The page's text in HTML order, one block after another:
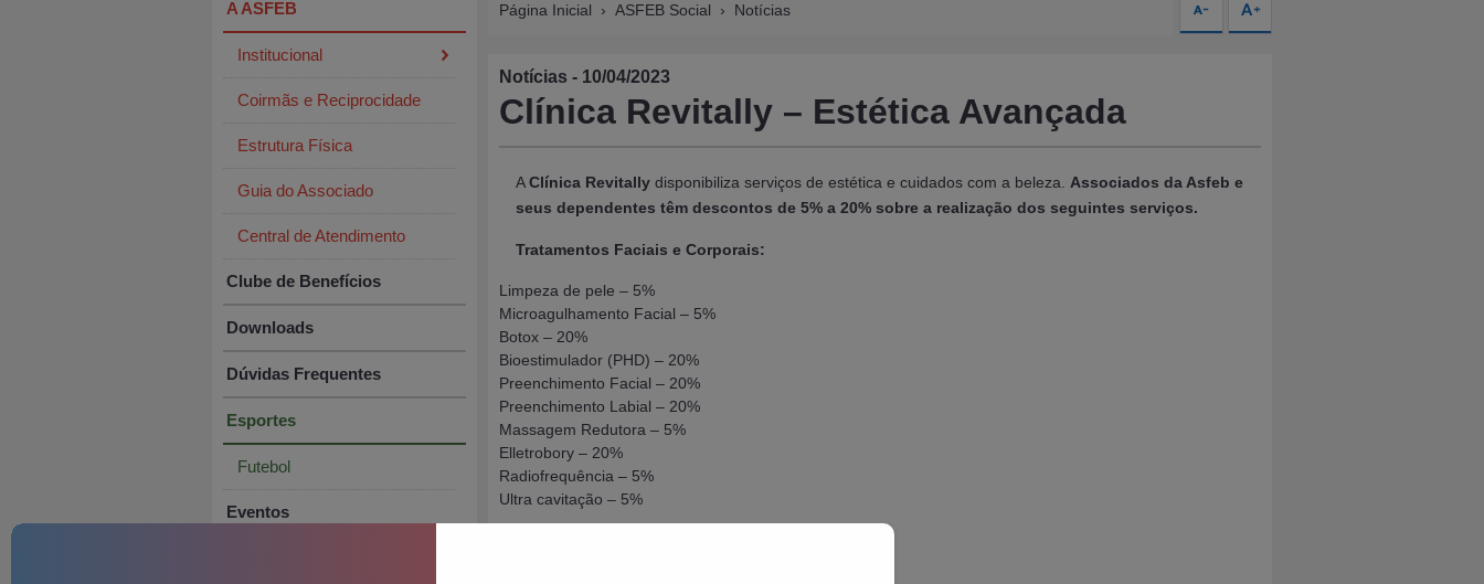
A ASFEB
Institucional
Coirmãs e Reciprocidade
Estrutura Física
Guia do Associado
Central de Atendimento
Clube de Benefícios
Downloads
Dúvidas Frequentes
Esportes
Futebol
Eventos
Página Inicial › ASFEB Social › Notícias
Notícias - 10/04/2023
Clínica Revitally – Estética Avançada
AClínica Revitally disponibiliza serviços de estética e cuidados com a beleza. Associados da Asfeb e
seus dependentes têm descontos de 5% a 20% sobre a realização dos seguintes serviços.
Tratamentos Faciais e Corporais:
Limpeza de pele – 5%
Microagulhamento Facial – 5%
Botox – 20%
Bioestimulador (PHD) – 20%
Preenchimento Facial – 20%
Preenchimento Labial – 20%
Massagem Redutora – 5%
Elletrobory – 20%
Radiofrequência – 5%
Ultra cavitação – 5%